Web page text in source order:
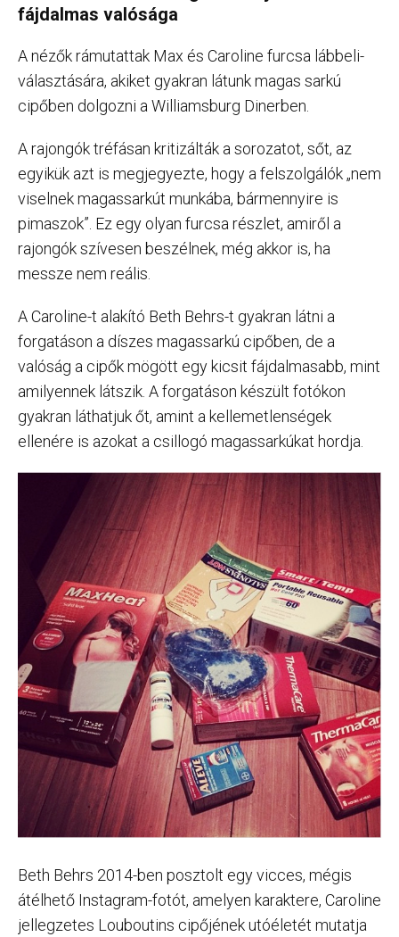
fájdalmas valósága
A nézők rámutattak Max és Caroline furcsa lábbeli-
választására, akiket gyakran látunk magas sarkú
cipőben dolgozni a Williamsburg Dinerben.
A rajongók tréfásan kritizálták a sorozatot, sőt, az
egyikük azt is megjegyezte, hogy a felszolgálók „nem
viselnek magassarkút munkába, bármennyire is
pimaszok”. Ez egy olyan furcsa részlet, amiről a
rajongók szívesen beszélnek, még akkor is, ha
messze nem reális.
A Caroline-t alakító Beth Behrs-t gyakran látni a
forgatáson a díszes magassarkú cipőben, de a
valóság a cipők mögött egy kicsit fájdalmasabb, mint
amilyennek látszik. A forgatáson készült fotókon
gyakran láthatjuk őt, amint a kellemetlenségek
ellenére is azokat a csillogó magassarkúkat hordja.
Beth Behrs 2014-ben posztolt egy vicces, mégis
átélhető Instagram-fotót, amelyen karaktere, Caroline
jellegzetes Louboutins cipőjének utóéletét mutatja